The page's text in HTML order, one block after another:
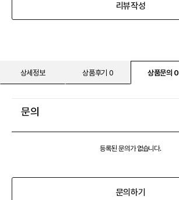
리뷰작성
상세정보 상품후기 0 상품문의 0
문의
등록된 문의가 없습니다.
문의하기